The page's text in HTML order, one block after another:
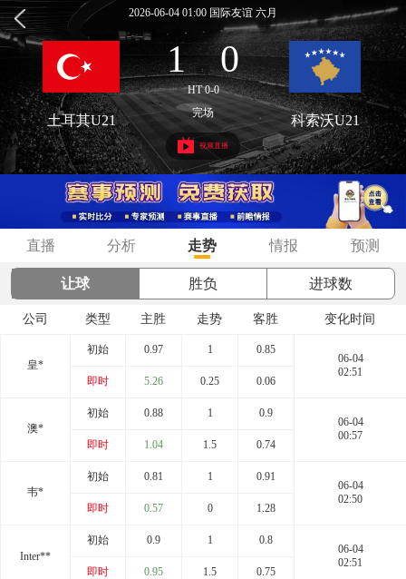
2026-06-04 01:00 国际友谊 六月
1 : 0
HT 0-0
土耳其U21 完场 科索沃U21
视频直播
直播 分析 走势 情报 预测
让球 胜负 进球数
公司 类型 主胜 走势 客胜 变化时间
皇*
初始 0.97 1 0.85
06-04
02:51
即时 5.26 0.25 0.06
澳*
初始 0.88 1 0.9
06-04
00:57
即时 1.04 1.5 0.74
韦*
初始 0.81 1 0.91
06-04
02:50
即时 0.57 0 1.28
Inter**
初始 0.9 1 0.8
06-04
02:51
即时 0.95 1.5 0.75